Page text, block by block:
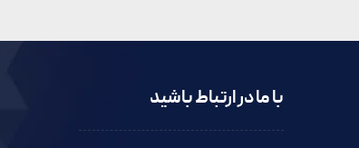
با ما در ارتباط باشید